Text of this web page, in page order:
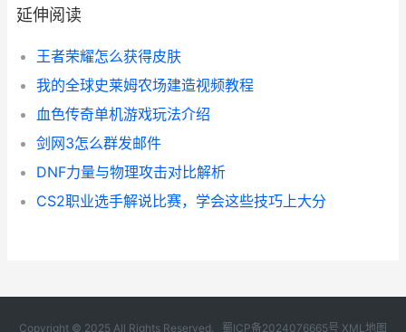
延伸阅读
王者荣耀怎么获得皮肤
我的全球史莱姆农场建造视频教程
血色传奇单机游戏玩法介绍
剑网3怎么群发邮件
DNF力量与物理攻击对比解析
CS2职业选手解说比赛，学会这些技巧上大分
Copyright © 2025 All Rights Reserved. 蜀ICP备2024076665号 XML地图